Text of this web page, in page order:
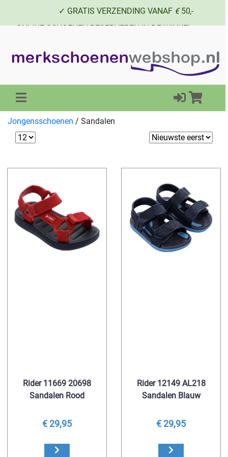
✓ GRATIS VERZENDING VANAF €50,-
✓ ONLINE SCHOENEN RESERVEREN IN DE WINKEL
Jongensschoenen / Sandalen
Rider 11669 20698
Sandalen Rood
€ 29,95
Rider 12149 AL218
Sandalen Blauw
€ 29,95